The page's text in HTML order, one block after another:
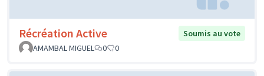
Récréation Active
Soumis au vote
AMAMBAL MIGUEL
0 0